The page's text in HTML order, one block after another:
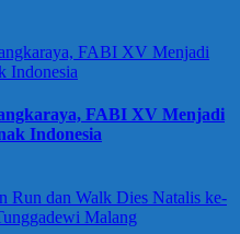
FABI XV Menjadi
Indonesia